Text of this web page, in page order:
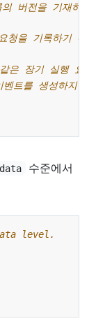
버전을 기재하
청을 기록하기 위
은 장기 실행 요청
트를 생성하지 않
수준에서
level.